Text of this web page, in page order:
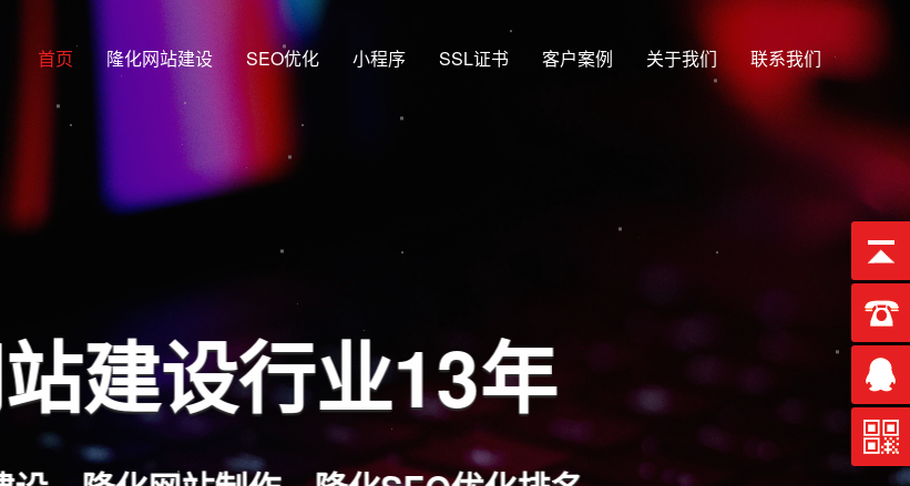
首页 隆化网站建设 SEO优化 小程序 SSL证书 客户案例 关于我们 联系我们
建设行业13年